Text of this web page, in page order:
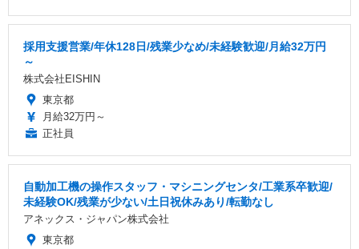
採用支援営業/年休128日/残業少なめ/未経験歓迎/月給32万円
～
株式会社EISHIN
東京都
月給32万円～
正社員
自動加工機の操作スタッフ・マシニングセンタ/工業系卒歓迎/
未経験OK/残業が少ない/土日祝休みあり/転勤なし
アネックス・ジャパン株式会社
東京都